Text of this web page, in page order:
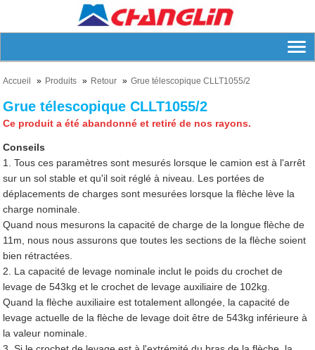
Accueil Produits Retour Grue télescopique CLLT1055/2
Grue télescopique CLLT1055/2
Ce produit a été abandonné et retiré de nos rayons.
Conseils
1. Tous ces paramètres sont mesurés lorsque le camion est à l'arrêt
sur un sol stable et qu'il soit réglé à niveau. Les portées de
déplacements de charges sont mesurées lorsque la flèche lève la
charge nominale.
Quand nous mesurons la capacité de charge de la longue flèche de
11m, nous nous assurons que toutes les sections de la flèche soient
bien rétractées.
2. La capacité de levage nominale inclut le poids du crochet de
levage de 543kg et le crochet de levage auxiliaire de 102kg.
Quand la flèche auxiliaire est totalement allongée, la capacité de
levage actuelle de la flèche de levage doit être de 543kg inférieure à
la valeur nominale.